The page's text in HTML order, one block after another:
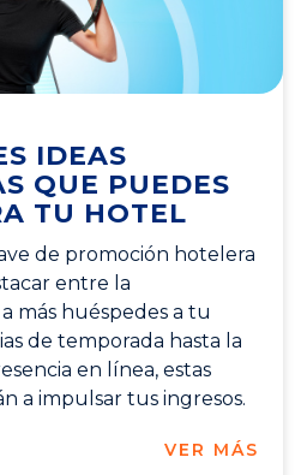
IDEAS
QUE PUEDES
TU HOTEL
de promoción hotelera
entre la
más huéspedes a tu
de temporada hasta la
en línea, estas
a impulsar tus ingresos.
VER MÁS